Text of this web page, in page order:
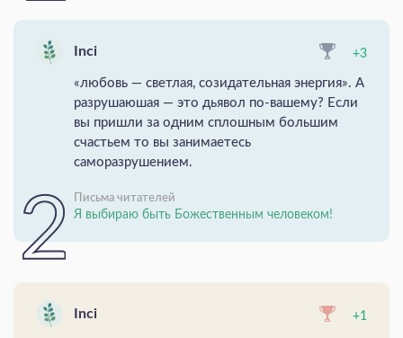
Inci +3
«любовь — светлая, созидательная энергия». А
разрушаюшая — это дьявол по-вашему? Если
вы пришли за одним сплошным большим
счастьем то вы занимаетесь
саморазрушением.
Письма читателей
Я выбираю быть Божественным человеком!
Inci +1